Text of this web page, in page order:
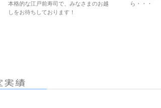
本格的な江戸前寿司で、みなさまのお越
しをお待ちしております！
ら・・・